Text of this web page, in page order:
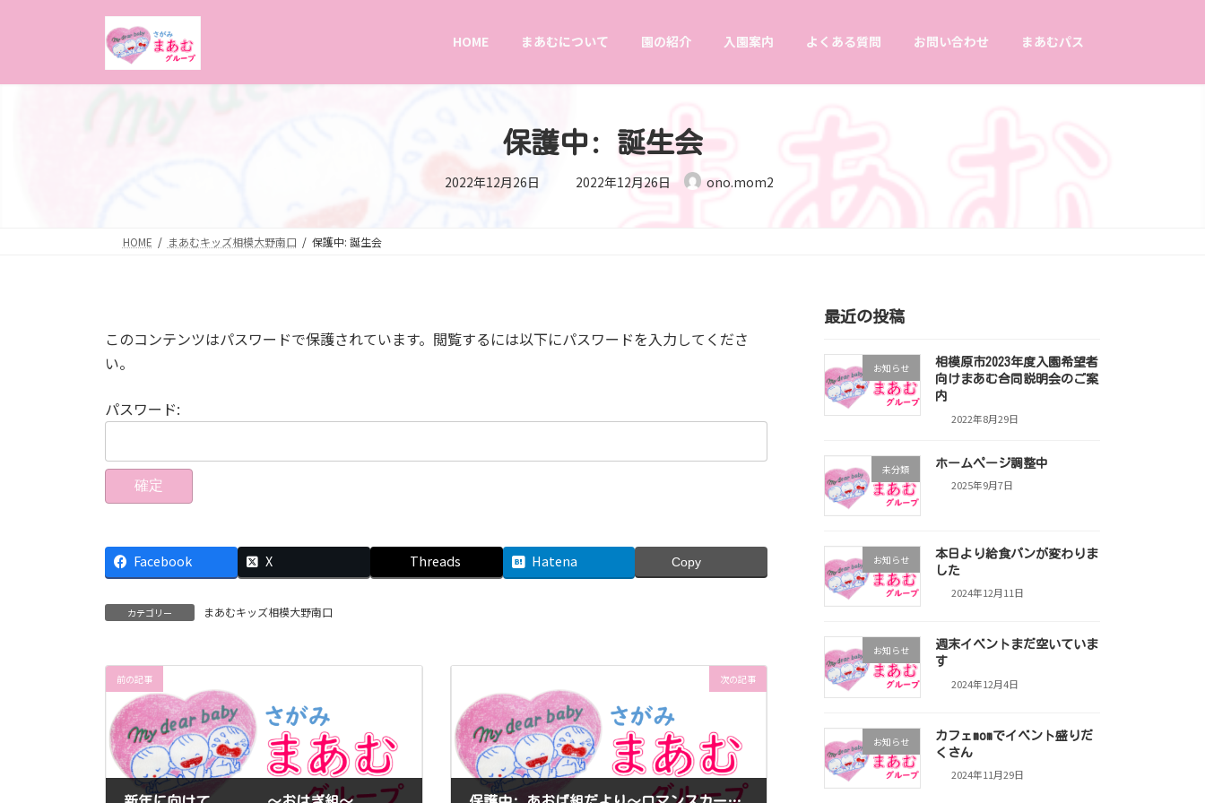
HOME まあむについて 園の紹介 入園案内 よくある質問 お問い合わせ まあむパス
保護中: 誕生会
2022年12月26日 最
終
2022年12月26日 ono.mom2
HOME まあむキッズ相模大野南口 保護中: 誕生会
このコンテンツはパスワードで保護されています。閲覧するには以下にパスワードを入力してくださ
い。
パスワード:
Facebook X Threads Hatena Copy
カテゴリー まあむキッズ相模大野南口
前の記事 次の記事
最近の投稿
お知らせ
相模原市2023年度入園希望者
向けまあむ合同説明会のご案
内
2022年8月29日
未分類 ホームページ調整中
2025年9月7日
お知らせ
本日より給食パンが変わりま
した
2024年12月11日
お知らせ
週末イベントまだ空いていま
す
2024年12月4日
お知らせ
カフェmomでイベント盛りだ
くさん
2024年11月29日